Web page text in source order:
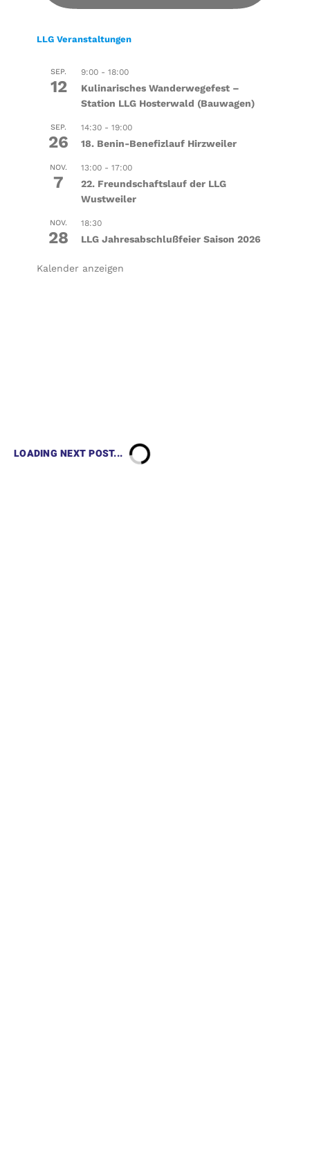
LLG Veranstaltungen
SEP.
12
9:00- 18:00
Kulinarisches Wanderwegefest –
Station LLG Hosterwald (Bauwagen)
SEP.
26
14:30- 19:00
18. Benin-Benefizlauf Hirzweiler
NOV.
7
13:00- 17:00
22. Freundschaftslauf der LLG
Wustweiler
NOV.
28
18:30
LLG Jahresabschlußfeier Saison 2026
Kalender anzeigen
LOADING NEXT POST...